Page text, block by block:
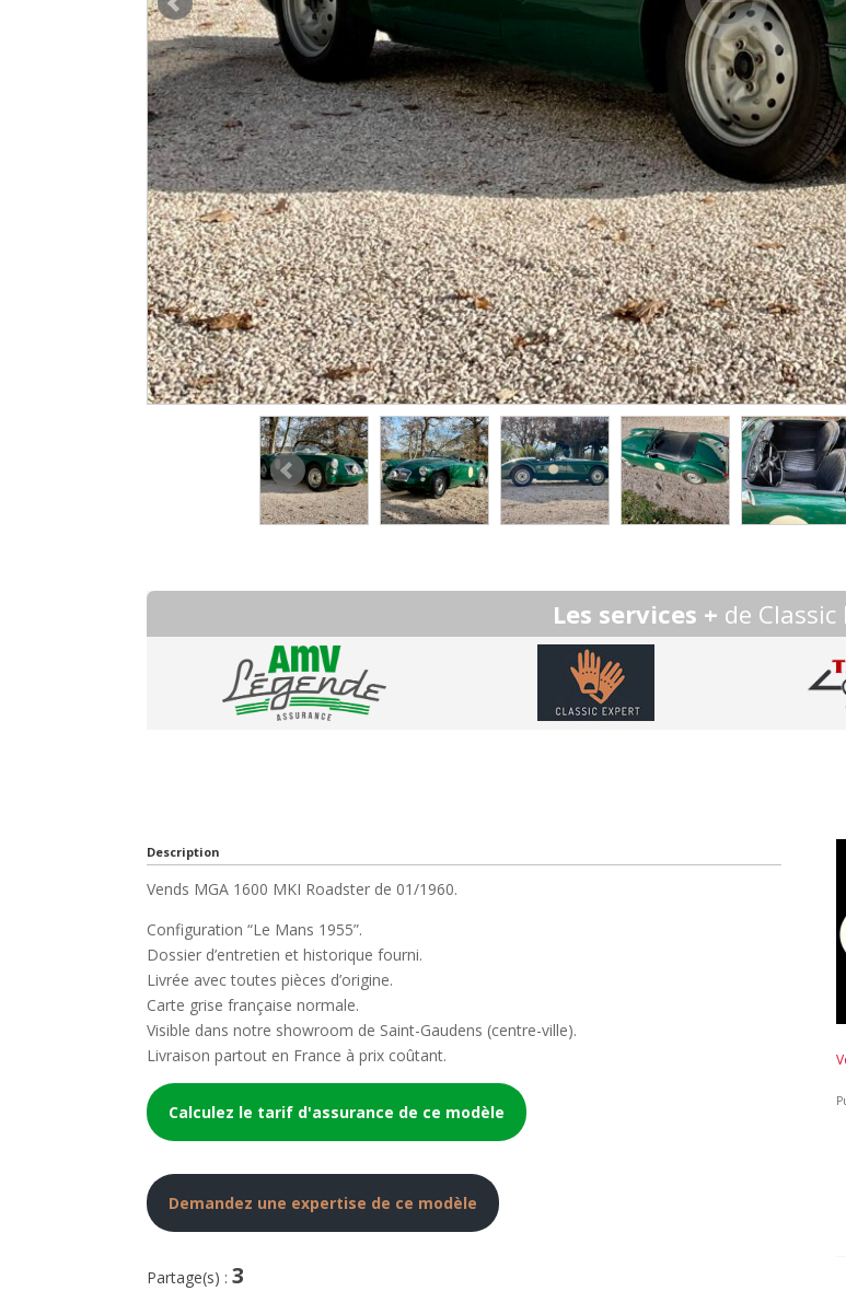
Les services + de Classic
Description
Vends MGA 1600 MKI Roadster de 01/1960.
Configuration “Le Mans 1955”.
Dossier d’entretien et historique fourni.
Livrée avec toutes pièces d’origine.
Carte grise française normale.
Visible dans notre showroom de Saint-Gaudens (centre-ville).
Livraison partout en France à prix coûtant.
Calculez le tarif d'assurance de ce modèle
Demandez une expertise de ce modèle
Partage(s) :3